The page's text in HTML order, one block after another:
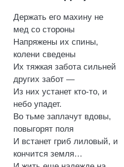
Держать его махину не
мед со стороны
Напряжены их спины,
колени сведены
Их тяжкая забота сильней
других забот —
Из них устанет кто-то, и
небо упадет.
Во тьме заплачут вдовы,
повыгорят поля
И встанет гриб лиловый, и
кончится земля…